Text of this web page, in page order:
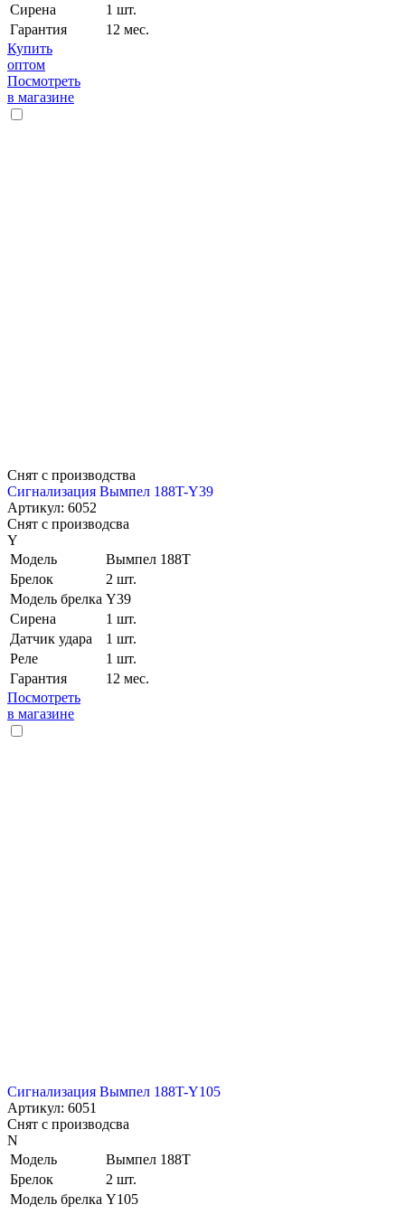
Сирена
1 шт.
Гарантия
12 мес.
Купить
оптом
Посмотреть
в магазине
Снят с производства
Сигнализация Вымпел 188T-Y39
Артикул: 6052
Снят с производсва
Y
Модель
Вымпел 188T
Брелок
2 шт.
Модель брелка Y39
Сирена
1 шт.
Датчик удара
1 шт.
Реле
1 шт.
Гарантия
12 мес.
Посмотреть
в магазине
Сигнализация Вымпел 188T-Y105
Артикул: 6051
Снят с производсва
N
Модель
Вымпел 188T
Брелок
2 шт.
Модель брелка Y105